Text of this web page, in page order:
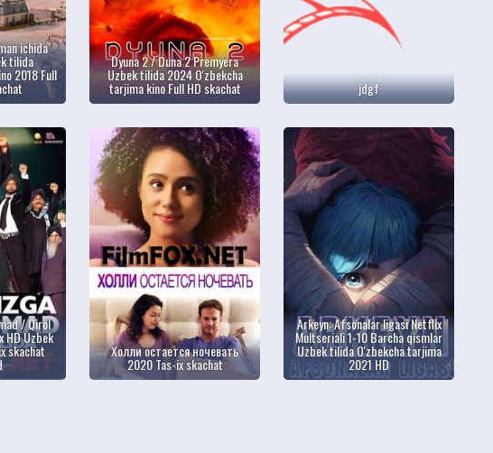
ichida
tilida
2018 Full
Dyuna 2 / Duna 2 Premyera
Uzbek tilida 2024 O'zbekcha
tarjima kino Full HD skachat jdgf
/ Qirol
HD Uzbek
skachat Холли остается ночевать
2020 Tas-ix skachat
Arkeyn: Afsonalar ligasi Netflix
Multseriali 1-10 Barcha qismlar
Uzbek tilida O'zbekcha tarjima
2021 HD